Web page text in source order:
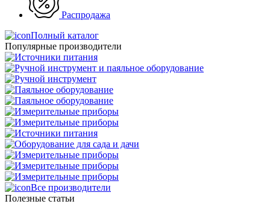
Распродажа
Полный каталог
Популярные производители
Все производители
Полезные статьи